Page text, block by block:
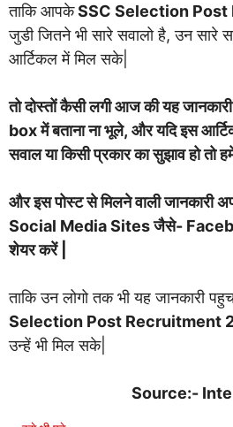
ताकि आपकेSSC Selection
जुडी जितने भी सारे सवालो है, उन सारे
आर्टिकल में मिल सके|
तो दोस्तों कैसी लगी आज की यह
box में बताना ना भूले, और यदि इस
सवाल या किसी प्रकार का सुझाव हो तो
और इस पोस्ट से मिलने वाली जानकारी
Social Media Sites जैसे-
शेयर करें |
ताकि उन लोगो तक भी यह जानकारी
Selection Post Recruitment
उन्हें भी मिल सके|
Source:-